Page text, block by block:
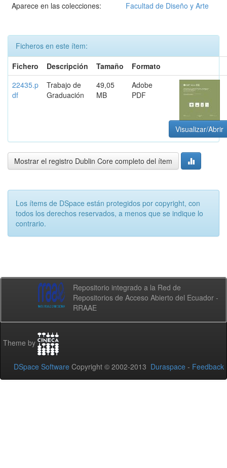
Aparece en las colecciones:
Facultad de Diseño y Arte
Ficheros en este ítem:
Fichero
Descripción Tamaño
Formato
22435.p
df
Trabajo de
Graduación
49,05
MB
Adobe
PDF
Visualizar/Abrir
Mostrar el registro Dublin Core completo del ítem
Los ítems de DSpace están protegidos por copyright, con
todos los derechos reservados, a menos que se indique lo
contrario.
Repositorio integrado a la Red de
Repositorios de Acceso Abierto del Ecuador -
RRAAE
Theme by
DSpace Software Copyright © 2002-2013 Duraspace - Feedback